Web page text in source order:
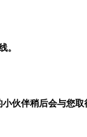
。
小伙伴稍后会与您取